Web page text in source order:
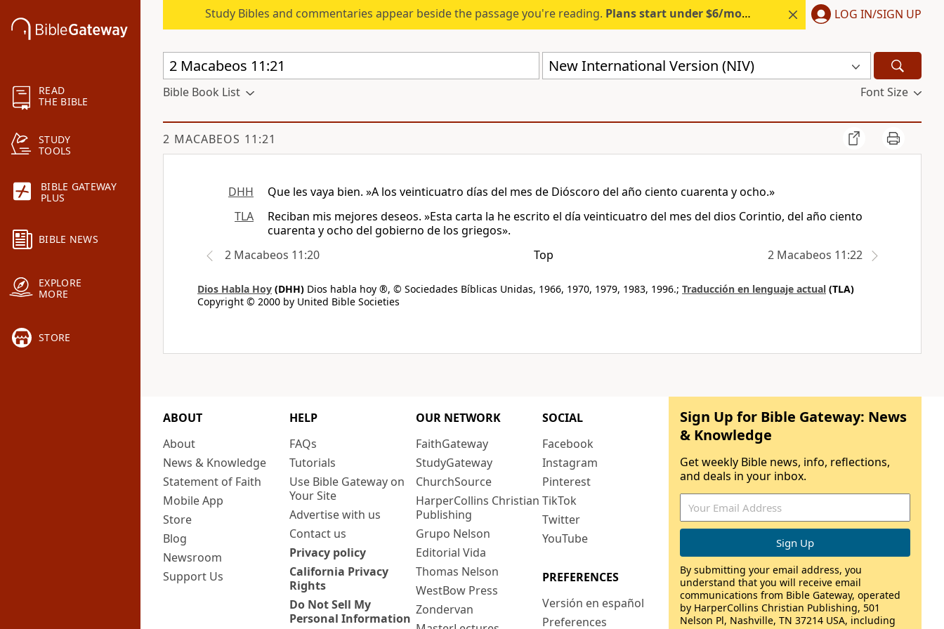
READ
THE BIBLE
STUDY
TOOLS
BIBLE GATEWAY
PLUS
BIBLE NEWS
EXPLORE
MORE
STORE
Study Bibles and commentaries appear beside the passage you're reading. Plans start under $6/month. Start free. LOG IN/SIGN UP
New International Version (NIV)
Bible Book List Font Size
2 MACABEOS 11:21
DHH
Que les vaya bien. »A los veinticuatro días del mes de Dióscoro del año ciento cuarenta y ocho.»
TLA
Reciban mis mejores deseos. »Esta carta la he escrito el día veinticuatro del mes del dios Corintio, del año ciento
cuarenta y ocho del gobierno de los griegos».
2 Macabeos 11:20
Top 2 Macabeos 11:22
Dios Habla Hoy (DHH) Dios habla hoy ®, © Sociedades Bíblicas Unidas, 1966, 1970, 1979, 1983, 1996.; Traducción en lenguaje actual (TLA)
Copyright © 2000 by United Bible Societies
ABOUT
About
News & Knowledge
Statement of Faith
Mobile App
Store
Blog
Newsroom
Support Us
HELP
FAQs
Tutorials
Use Bible Gateway on
Your Site
Advertise with us
Contact us
Privacy policy
California Privacy
Rights
Do Not Sell My
Personal Information
OUR NETWORK
FaithGateway
StudyGateway
ChurchSource
HarperCollins Christian
Publishing
Grupo Nelson
Editorial Vida
Thomas Nelson
WestBow Press
Zondervan
SOCIAL
Facebook
Instagram
Pinterest
TikTok
Twitter
YouTube
PREFERENCES
Versión en español
Preferences
Sign Up for Bible Gateway: News
& Knowledge
Get weekly Bible news, info, reflections,
and deals in your inbox.
By submitting your email address, you
understand that you will receive email
communications from Bible Gateway, operated
by HarperCollins Christian Publishing, 501
Nelson Pl, Nashville, TN 37214 USA, including